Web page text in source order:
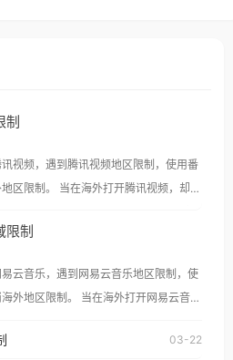
制
视频，遇到腾讯视频地区限制，使用番
外打开腾讯视频，却突
台一样，出现地区及版权限制问题，且
。 遇到这个问题的朋友们，
加速器，即可解决「海外用户收听腾讯
限制
云音乐，遇到网易云音乐地区限制，使
制。 当在海外打开网易云音
门、台湾、美
03-22